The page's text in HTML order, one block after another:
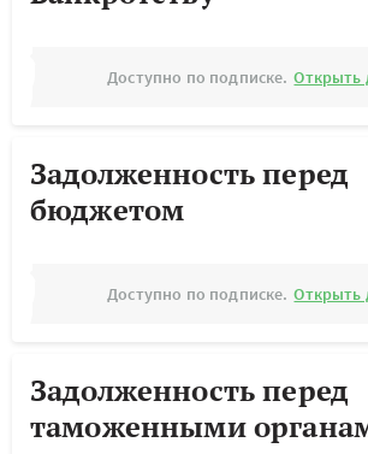
Доступно по подписке. Открыть
Задолженность перед
бюджетом
Доступно по подписке. Открыть
Задолженность перед
таможенными